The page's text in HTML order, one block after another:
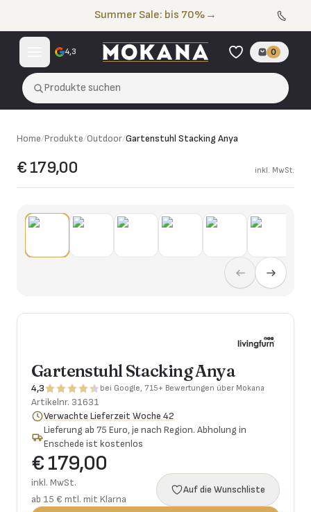
Summer Sale: bis 70% →
4,3 0
Produkte suchen
Home/Produkte/Outdoor/Gartenstuhl Stacking Anya
€ 179,00 inkl. MwSt.
Gartenstuhl Stacking Anya
4,3 bei Google, 715+ Bewertungen über Mokana
Artikelnr. 31631
Verwachte Lieferzeit Woche 42
Lieferung ab 75 Euro, je nach Region. Abholung in
Enschede ist kostenlos
€ 179,00
inkl. MwSt.
ab 15 € mtl. mit Klarna
Auf die Wunschliste